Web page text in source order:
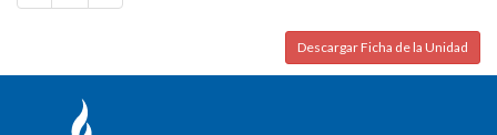
Descargar Ficha de la Unidad